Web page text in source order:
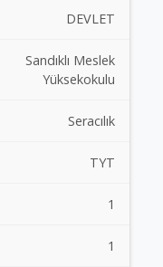
DEVLET
Sandıklı Meslek
Yüksekokulu
Seracılık
TYT
1
1